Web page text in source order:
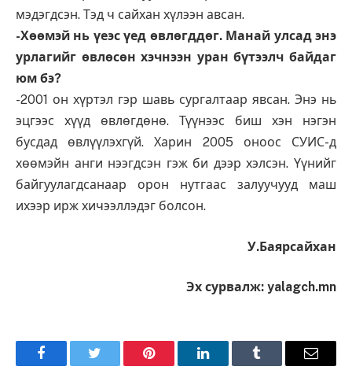
мэдэгдсэн. Тэд ч сайхан хүлээн авсан.
-Хөөмэй нь үеэс үед өвлөгддөг. Манай улсад энэ
урлагийг өвлөсөн хэчнээн уран бүтээлч байдаг
юм бэ?
-2001 он хүртэл гэр шавь сургалтаар явсан. Энэ нь
эцгээс хүүд өвлөгдөнө. Түүнээс биш хэн нэгэн
бусдад өвлүүлэхгүй. Харин 2005 оноос СУИС-д
хөөмэйн анги нээгдсэн гэж би дээр хэлсэн. Үүнийг
байгуулагдсанаар орон нутгаас залуучууд маш
ихээр ирж хичээллэдэг болсон.
У.Баярсайхан
Эх сурвалж: yalagch.mn
FacebookTwitter Pinterest LinkedInTumblr Имэйл